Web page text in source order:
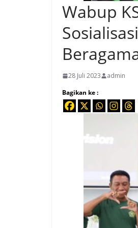
Wabup
28 Juli 2023
admin
Bagikan ke :